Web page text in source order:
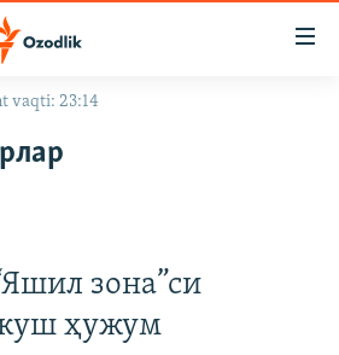
vaqti: 23:14
зона”си
ҳужум